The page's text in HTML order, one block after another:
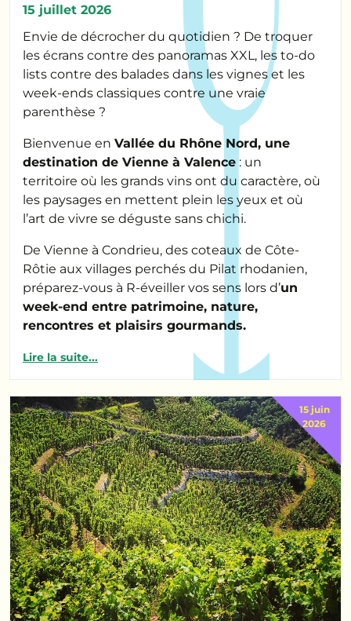
15 juillet 2026
Envie de décrocher du quotidien ? De troquer
les écrans contre des panoramas XXL, les to-do
lists contre des balades dans les vignes et les
week-ends classiques contre une vraie
parenthèse ?
Bienvenue en Vallée du Rhône Nord, une
destination de Vienne à Valence : un
territoire où les grands vins ont du caractère, où
les paysages en mettent plein les yeux et où
l’art de vivre se déguste sans chichi.
De Vienne à Condrieu, des coteaux de Côte-
Rôtie aux villages perchés du Pilat rhodanien,
préparez-vous à R-éveiller vos sens lors d’un
week-end entre patrimoine, nature,
rencontres et plaisirs gourmands.
Lire la suite...
15 juin
2026